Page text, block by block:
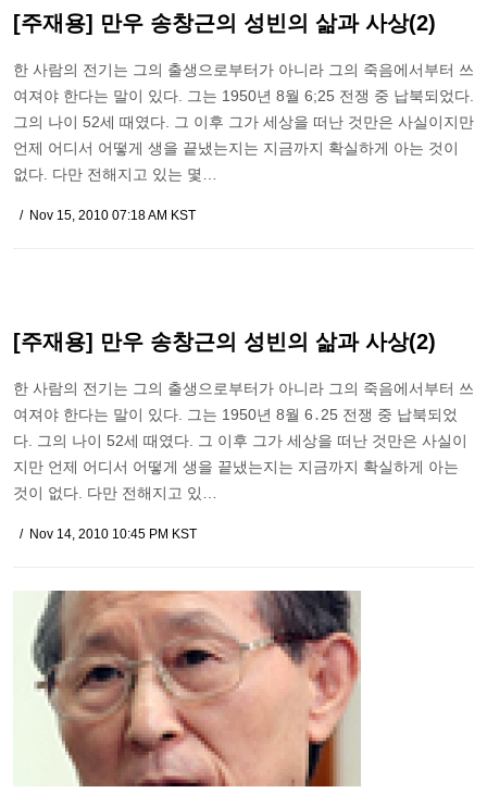
[주재용] 만우 송창근의 성빈의 삶과 사상(2)
한 사람의 전기는 그의 출생으로부터가 아니라 그의 죽음에서부터 쓰
여져야 한다는 말이 있다. 그는 1950년 8월 6;25 전쟁 중 납북되었다.
그의 나이 52세 때였다. 그 이후 그가 세상을 떠난 것만은 사실이지만
언제 어디서 어떻게 생을 끝냈는지는 지금까지 확실하게 아는 것이
없다. 다만 전해지고 있는 몇…
Nov 15, 2010 07:18 AM KST
[주재용] 만우 송창근의 성빈의 삶과 사상(2)
한 사람의 전기는 그의 출생으로부터가 아니라 그의 죽음에서부터 쓰
여져야 한다는 말이 있다. 그는 1950년 8월 6․25 전쟁 중 납북되었
다. 그의 나이 52세 때였다. 그 이후 그가 세상을 떠난 것만은 사실이
지만 언제 어디서 어떻게 생을 끝냈는지는 지금까지 확실하게 아는
것이 없다. 다만 전해지고 있…
Nov 14, 2010 10:45 PM KST